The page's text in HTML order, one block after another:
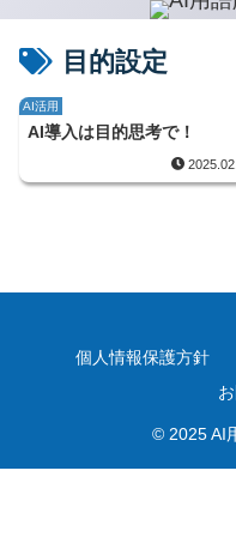
目的設定
AI活用
AI導入は目的思考で！
個人情報保護方針
© 2025 AI